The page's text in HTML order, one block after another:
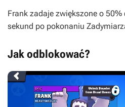
Frank zadaje zwiększone o
sekund po pokonaniu
Jak odblokować?